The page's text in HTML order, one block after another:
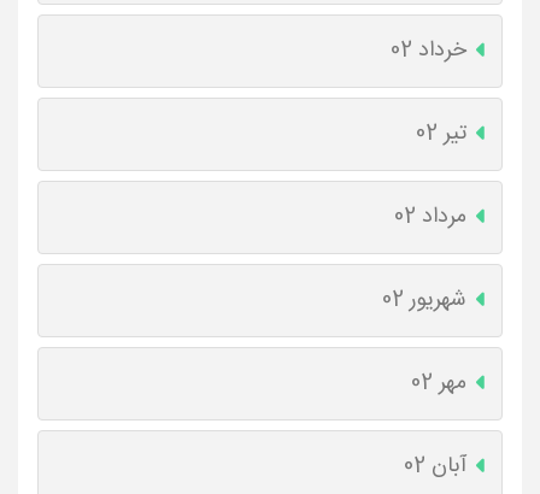
خرداد 02
تیر 02
مرداد 02
شهریور 02
مهر 02
آبان 02